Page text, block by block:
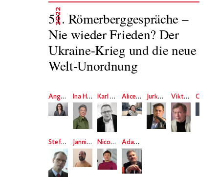
2022
51. Römerberggespräche –
Nie wieder Frieden? Der
Ukraine-Krieg und die neue
Welt-Unordnung
Angela Dorn Ina Hartwig Karl Schlögel Alice Bota Jurko Prochasko Viktor Jerofejew
Stefan Kadelbach Jannis Panagiotidis Nicole Deitelhoff Adam Tooze